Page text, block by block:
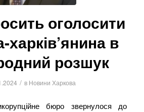
оголосити
харків’янина в
розшук
/ в Новини Харкова
бюро звернулося до